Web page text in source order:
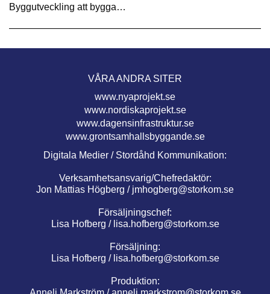
Byggutveckling att bygga…
VÅRA ANDRA SITER
www.nyaprojekt.se
www.nordiskaprojekt.se
www.dagensinfrastruktur.se
www.grontsamhallsbyggande.se
Digitala Medier / Stordåhd Kommunikation:
Verksamhetsansvarig/Chefredaktör:
Jon Mattias Högberg / jmhogberg@storkom.se
Försäljningschef:
Lisa Hofberg / lisa.hofberg@storkom.se
Försäljning:
Lisa Hofberg / lisa.hofberg@storkom.se
Produktion: